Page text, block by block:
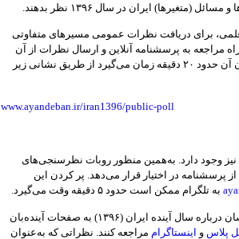
ایران در سال ۱۳۹۶ نظر بدهند.
برای دریافت نظرات عمومی مسیرهای متفاوتی
مراجعه به پرسشنامه آنلاین و ارسال نظرات از آن
طریق است. دسترسی به این پرسشنامه که پر کردن آن حدود ۲۰ دقیقه زمان می‌گیرد از طریق نشانی زیر
www.ayandeban.ir/iran1396/public-poll
وجود دارد. به‌همین منظور روبات نظرسنجی‌های
پرسشنامه در اختیار قرار می‌دهد. پر کردن این
به تلگرام ممکن است حدود ۵ دقیقه وقت می‌گیرد.
همچنین علاقه‌مندان می‌توانند برای ارسال نظرات‌شان درباره سال آینده ایران (۱۳۹۶) به صفحات آینده‌بان
پلاس و اینستاگرام مراجعه کنند. نظراتی که به‌عنوان